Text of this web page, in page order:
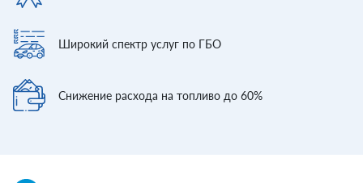
Широкий спектр услуг по ГБО
Снижение расхода на топливо до 60%